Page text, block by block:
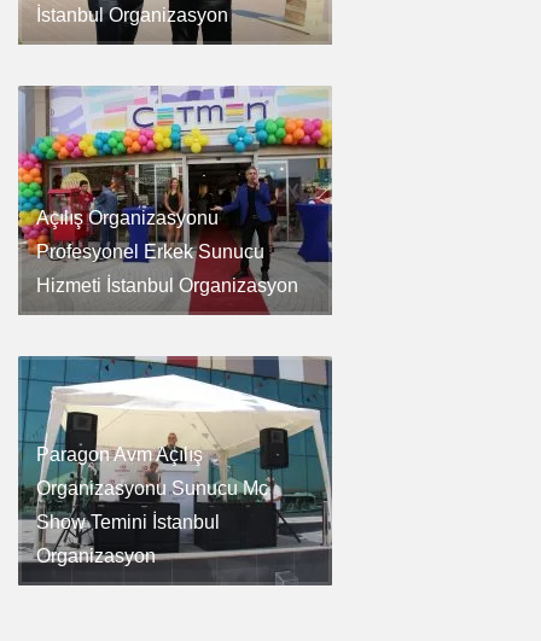
İstanbul Organizasyon
Açılış Organizasyonu
Profesyonel Erkek Sunucu
Hizmeti İstanbul Organizasyon
Paragon Avm Açılış
Organizasyonu Sunucu Mc
Show Temini İstanbul
Organizasyon